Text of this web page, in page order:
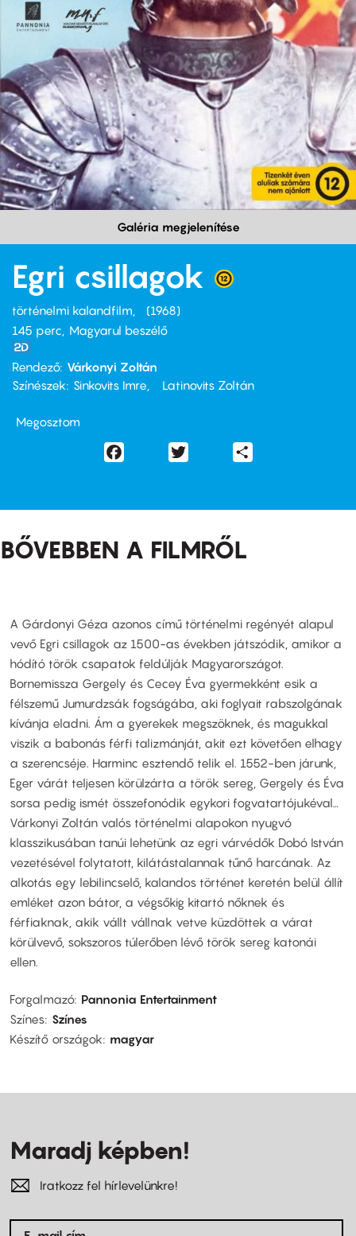
Galéria megjelenítése
Egri csillagok
történelmi kalandfilm
1968
145 perc,
Magyarul beszélő
Rendező Várkonyi Zoltán
Színészek
Sinkovits Imre Latinovits Zoltán
Megosztom
Facebook
BŐVEBBEN A FILMRŐL
A Gárdonyi Géza azonos című történelmi regényét alapul
vevő Egri csillagok az 1500-as években játszódik, amikor a
hódító török csapatok feldúlják Magyarországot.
Bornemissza Gergely és Cecey Éva gyermekként esik a
félszemű Jumurdzsák fogságába, aki foglyait rabszolgának
kívánja eladni. Ám a gyerekek megszöknek, és magukkal
viszik a babonás férfi talizmánját, akit ezt követően elhagy
a szerencséje. Harminc esztendő telik el. 1552-ben járunk,
Eger várát teljesen körülzárta a török sereg, Gergely és Éva
sorsa pedig ismét összefonódik egykori fogvatartójukéval…
Várkonyi Zoltán valós történelmi alapokon nyugvó
klasszikusában tanúi lehetünk az egri várvédők Dobó István
vezetésével folytatott, kilátástalannak tűnő harcának. Az
alkotás egy lebilincselő, kalandos történet keretén belül állít
emléket azon bátor, a végsőkig kitartó nőknek és
férfiaknak, akik vállt vállnak vetve küzdöttek a várat
körülvevő, sokszoros túlerőben lévő török sereg katonái
ellen.
Forgalmazó Pannonia Entertainment
Színes Színes
Készítő országok
magyar
Maradj képben!
Iratkozz fel hírlevelünkre!